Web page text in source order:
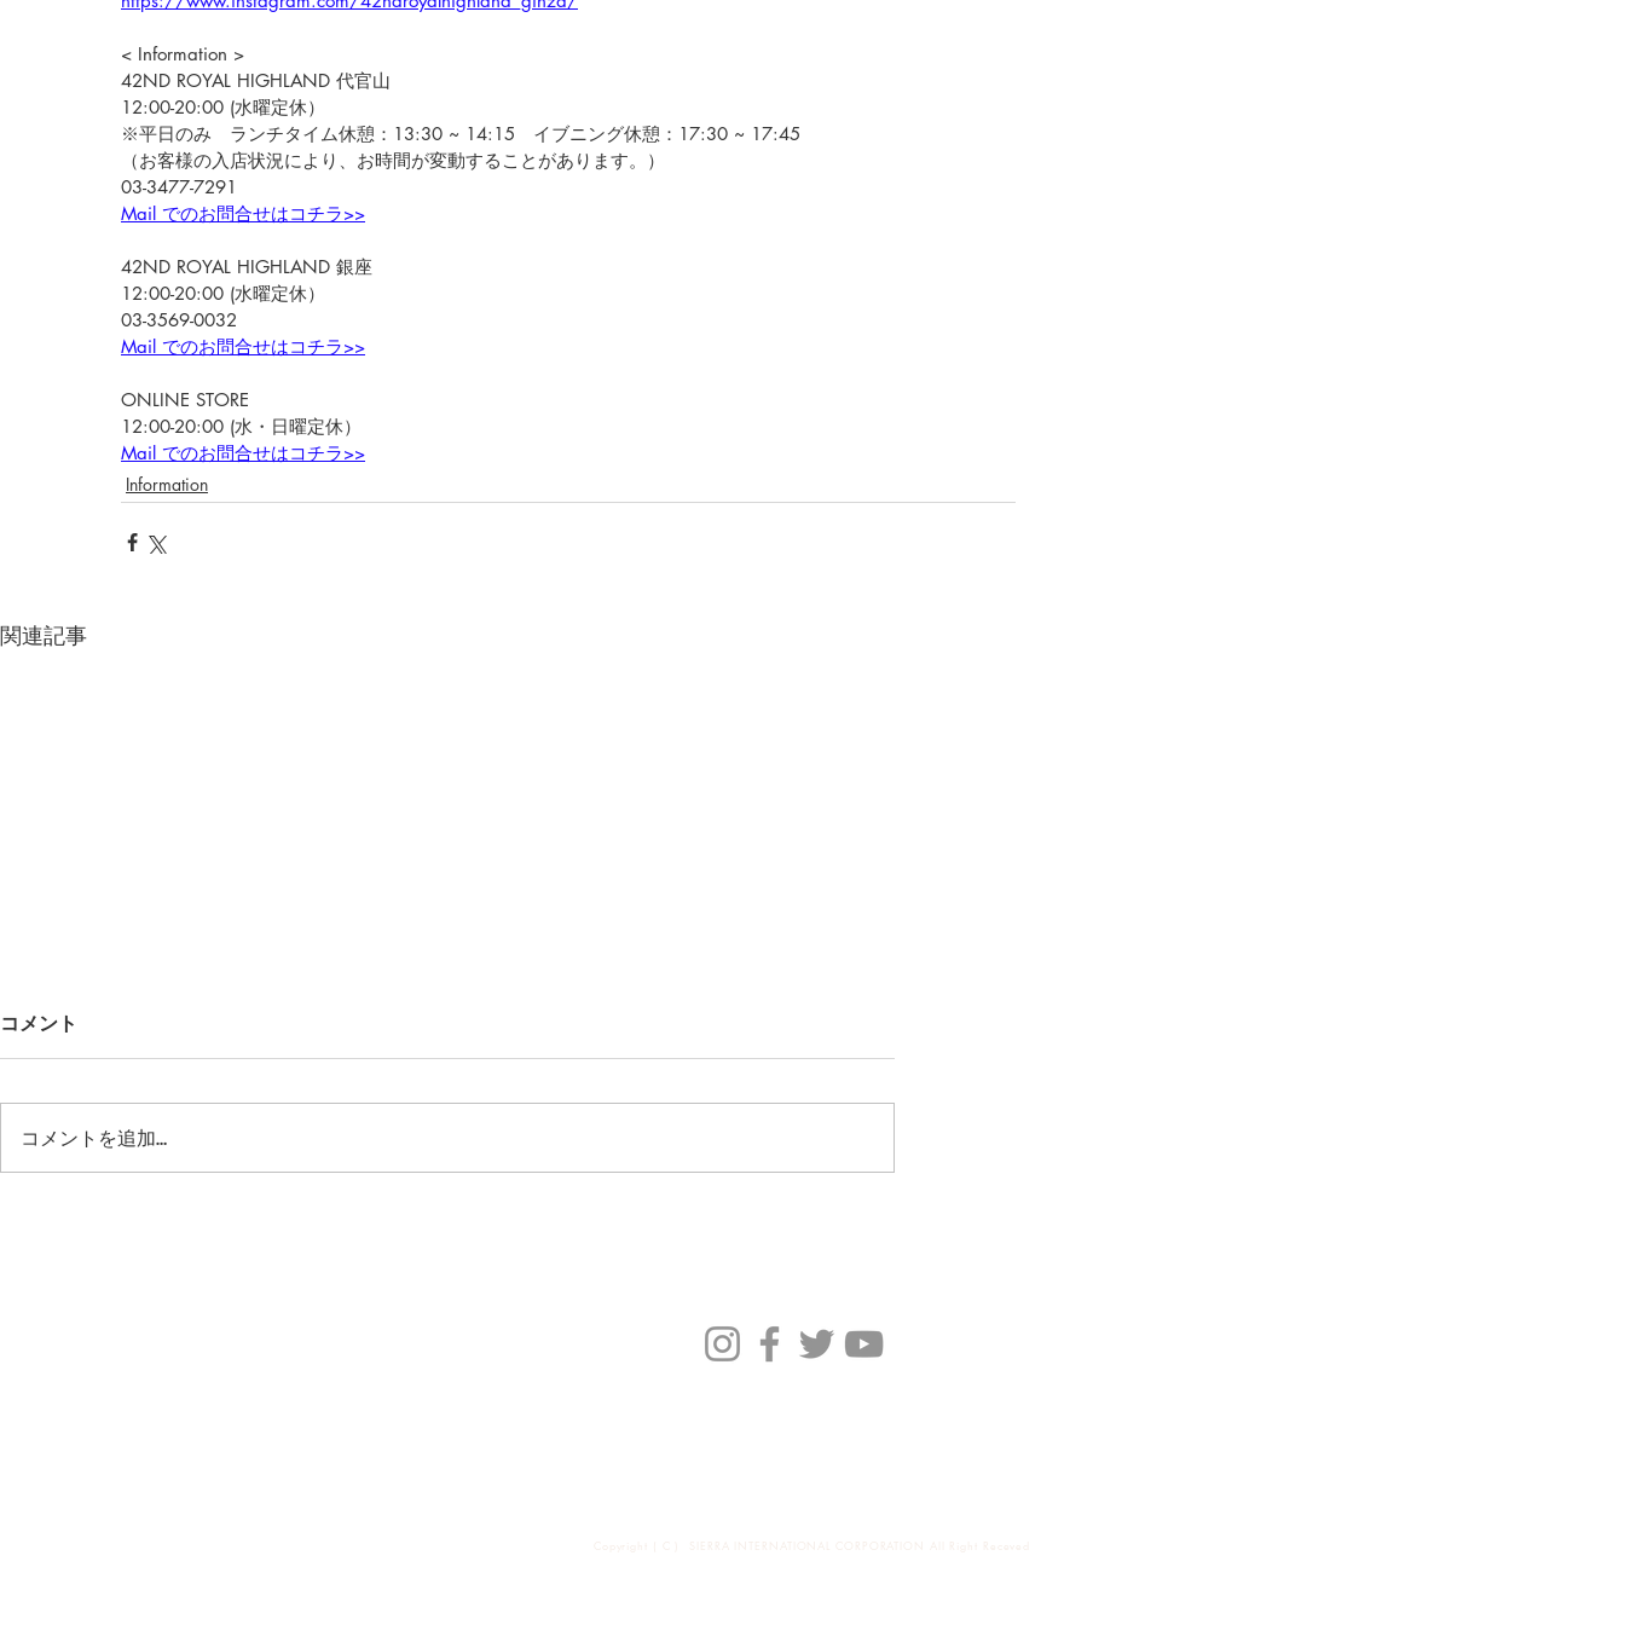
< Information >
42ND ROYAL HIGHLAND 代官山
12:00-20:00 (水曜定休）
※平日のみ　ランチタイム休憩：13:30 ~ 14:15　イブニング休憩：17:30 ~ 17:45
（お客様の入店状況により、お時間が変動することがあります。）
03-3477-7291
Mail でのお問合せはコチラ>>
42ND ROYAL HIGHLAND 銀座
12:00-20:00 (水曜定休）
03-3569-0032
Mail でのお問合せはコチラ>>
ONLINE STORE
12:00-20:00 (水・日曜定休）
Mail でのお問合せはコチラ>>
Information
関連記事
コメント
コメントを追加…
Copyright ( C ) SIERRA INTERNATIONAL CORPORATION All Right Receved